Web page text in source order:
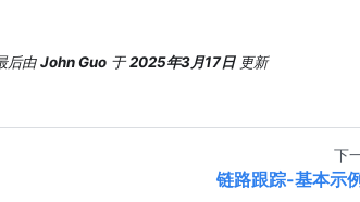
后由John Guo 于2025年3月17日 更新
下
链路跟踪-基本示